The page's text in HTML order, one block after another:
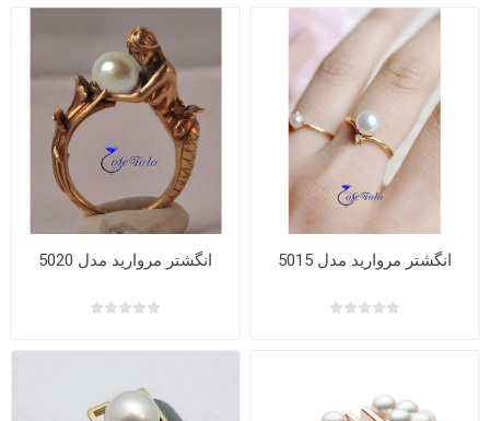
انگشتر مروارید مدل 5015 انگشتر مروارید مدل 5020